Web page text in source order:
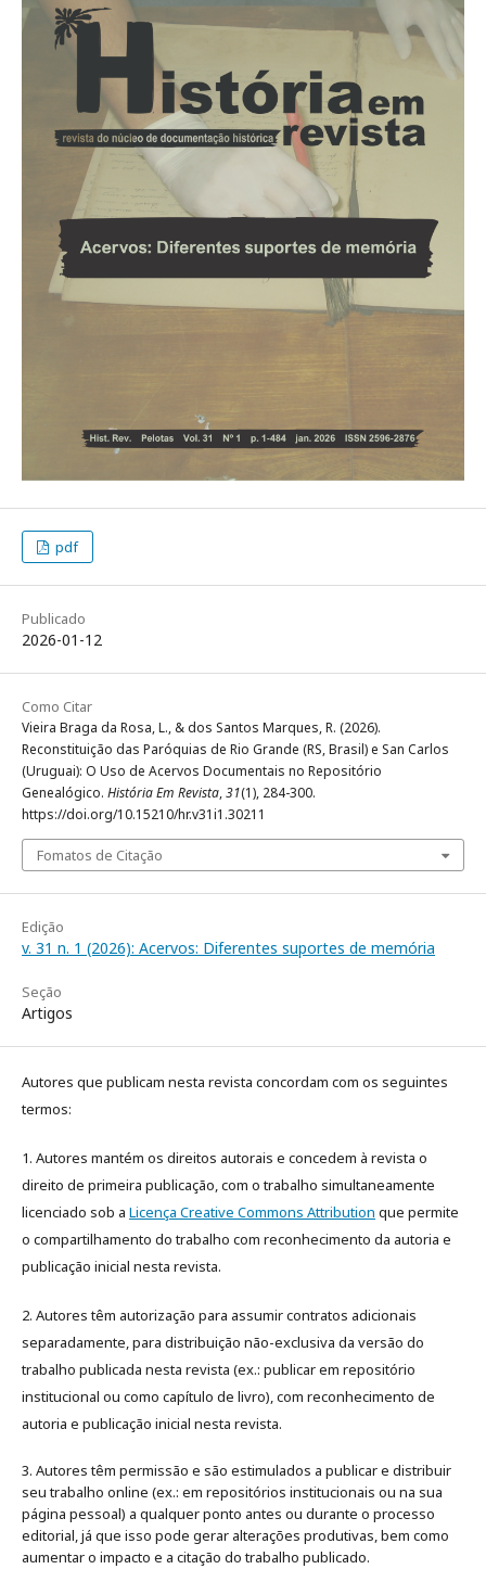
pdf
Publicado
2026-01-12
Como Citar
Vieira Braga da Rosa, L., & dos Santos Marques, R. (2026).
Reconstituição das Paróquias de Rio Grande (RS, Brasil) e San Carlos
(Uruguai): O Uso de Acervos Documentais no Repositório
Genealógico. História Em Revista,31(1), 284-300.
https://doi.org/10.15210/hr.v31i1.30211
Fomatos de Citação
Edição
v. 31 n. 1 (2026): Acervos: Diferentes suportes de memória
Seção
Artigos
Autores que publicam nesta revista concordam com os seguintes
termos:
1. Autores mantém os direitos autorais e concedem à revista o
direito de primeira publicação, com o trabalho simultaneamente
licenciado sob a Licença Creative Commons Attribution que permite
o compartilhamento do trabalho com reconhecimento da autoria e
publicação inicial nesta revista.
2. Autores têm autorização para assumir contratos adicionais
separadamente, para distribuição não-exclusiva da versão do
trabalho publicada nesta revista (ex.: publicar em repositório
institucional ou como capítulo de livro), com reconhecimento de
autoria e publicação inicial nesta revista.
3. Autores têm permissão e são estimulados a publicar e distribuir
seu trabalho online (ex.: em repositórios institucionais ou na sua
página pessoal) a qualquer ponto antes ou durante o processo
editorial, já que isso pode gerar alterações produtivas, bem como
aumentar o impacto e a citação do trabalho publicado.